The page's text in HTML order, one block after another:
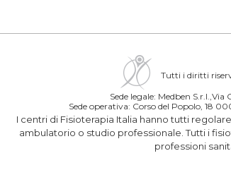
Tutti i diritti
Sede legale: Medben
Sede operativa: Corso del Popolo, 18
I centri di Fisioterapia Italia hanno tutti
ambulatorio o studio professionale. Tutti i
professioni